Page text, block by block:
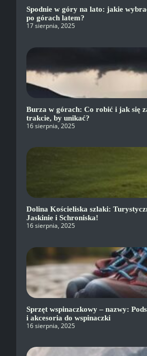
Spodnie w góry na lato: jakie
po górach latem?
17 sierpnia, 2025
Burza w górach: Co robić i jak się
trakcie, by unikać?
16 sierpnia, 2025
Dolina Kościeliska szlaki:
Jaskinie i Schroniska!
16 sierpnia, 2025
Sprzęt wspinaczkowy – nazwy:
i akcesoria do wspinaczki
16 sierpnia, 2025